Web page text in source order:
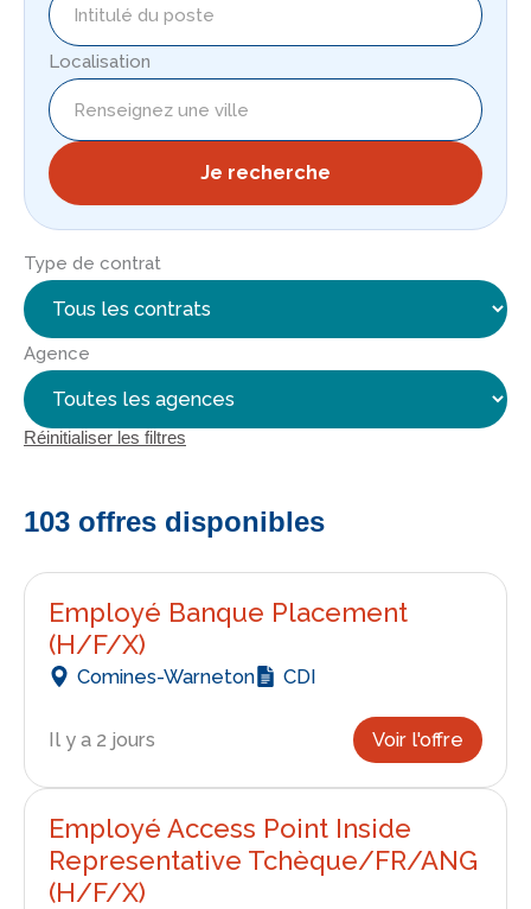
Localisation
Je recherche
Type de contrat
Agence
Réinitialiser les filtres
103 offres disponibles
Employé Banque Placement
(H/F/X)
Comines-Warneton CDI
Il y a 2 jours Voir l'offre
Employé Access Point Inside
Representative Tchèque/FR/ANG
(H/F/X)